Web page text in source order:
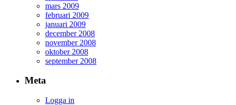
mars 2009
februari 2009
januari 2009
december 2008
november 2008
oktober 2008
september 2008
Meta
Logga in